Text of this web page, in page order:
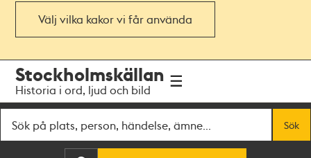
Välj vilka kakor vi får använda
navigationen
huvudinnehållet
Stockholmskällan
Historia i ord, ljud och bild
Sök